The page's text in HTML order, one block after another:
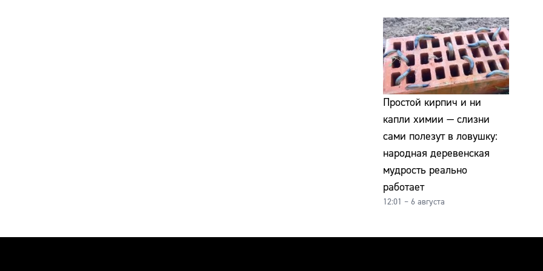
Простой кирпич и ни
капли химии — слизни
сами полезут в ловушку:
народная деревенская
мудрость реально
работает
12:01 – 6 августа